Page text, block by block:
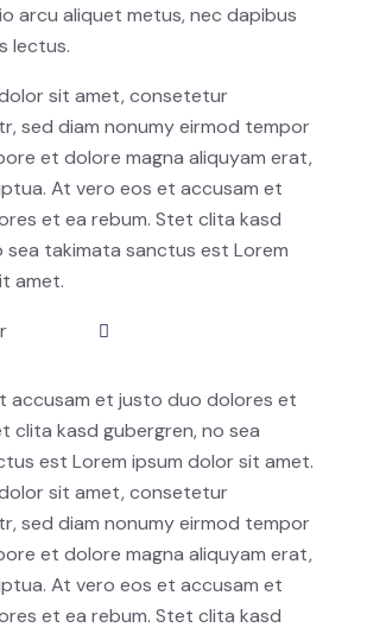
arcu aliquet metus, nec dapibus
lectus.
sit amet, consetetur
sed diam nonumy eirmod tempor
et dolore magna aliquyam erat,
At vero eos et accusam et
et ea rebum. Stet clita kasd
sea takimata sanctus est Lorem
amet.
accusam et justo duo dolores et
clita kasd gubergren, no sea
est Lorem ipsum dolor sit amet.
sit amet, consetetur
sed diam nonumy eirmod tempor
et dolore magna aliquyam erat,
At vero eos et accusam et
et ea rebum. Stet clita kasd